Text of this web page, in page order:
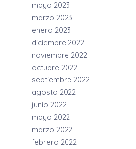
mayo 2023
marzo 2023
enero 2023
diciembre 2022
noviembre 2022
octubre 2022
septiembre 2022
agosto 2022
junio 2022
mayo 2022
marzo 2022
febrero 2022